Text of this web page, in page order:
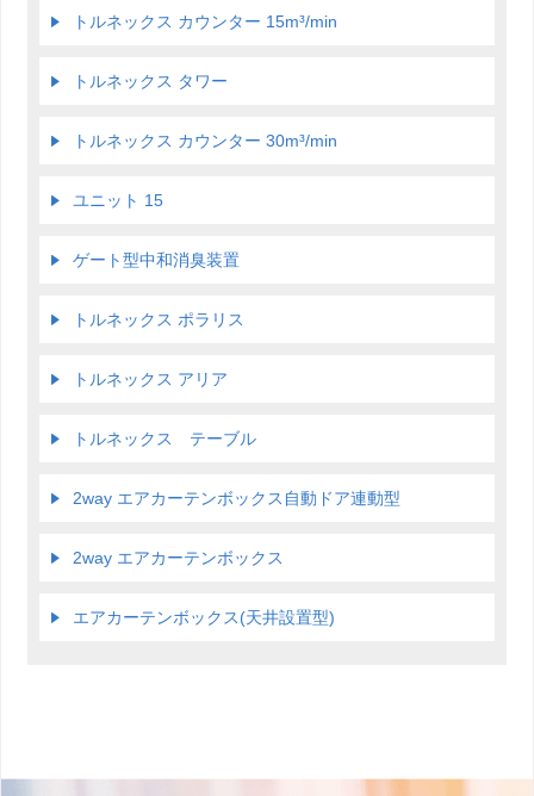
トルネックス カウンター 15m³/min
トルネックス タワー
トルネックス カウンター 30m³/min
ユニット 15
ゲート型中和消臭装置
トルネックス ポラリス
トルネックス アリア
トルネックス テーブル
2way エアカーテンボックス自動ドア連動型
2way エアカーテンボックス
エアカーテンボックス(天井設置型)